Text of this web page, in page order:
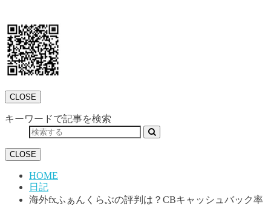
CLOSE
キーワードで記事を検索
CLOSE
HOME
日記
海外fxふぁんくらぶの評判は？CBキャッシュバック率